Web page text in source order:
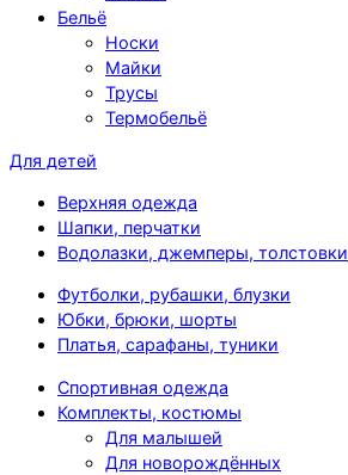
Бельё
Носки
Майки
Трусы
Термобельё
Для детей
Верхняя одежда
Шапки, перчатки
Водолазки, джемперы, толстовки
Футболки, рубашки, блузки
Юбки, брюки, шорты
Платья, сарафаны, туники
Спортивная одежда
Комплекты, костюмы
Для малышей
Для новорождённых